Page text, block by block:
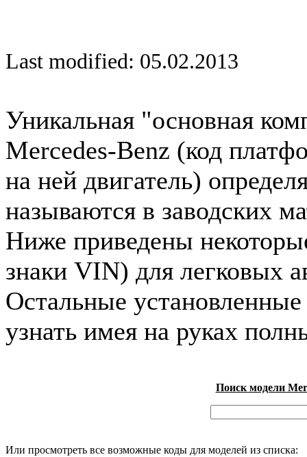
Last modified: 05.02.2013
Уникальная "основная
Mercedes-Benz (код
на ней двигатель)
называются в заводских
Ниже приведены
знаки VIN) для легковых
Остальные
узнать имея на руках
Поиск модели
Или просмотреть все возможные коды для моделей из списка: